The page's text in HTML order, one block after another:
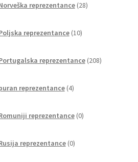
reprezentance 28izdelkov
reprezentance 10izdelkov
reprezentance 208izdelkov
reprezentance 4izdelki
reprezentance 0izdelkov
reprezentance 0izdelkov